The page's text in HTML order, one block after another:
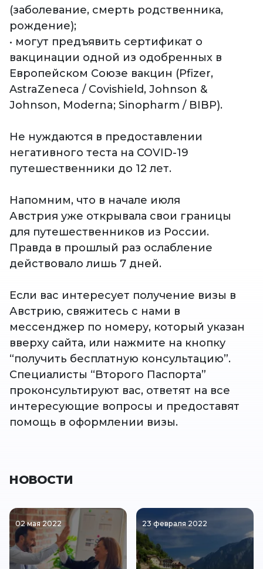
(заболевание, смерть родственника,
рождение);
• могут предъявить сертификат о
вакцинации одной из одобренных в
Европейском Союзе вакцин (Pfizer,
AstraZeneca / Covishield, Johnson &
Johnson, Moderna; Sinopharm / BIBP).
Не нуждаются в предоставлении
негативного теста на COVID-19
путешественники до 12 лет.
Напомним, что в начале июля
Австрия уже открывала свои границы
для путешественников из России.
Правда в прошлый раз ослабление
действовало лишь 7 дней.
Если вас интересует получение визы в
Австрию, свяжитесь с нами в
мессенджер по номеру, который указан
вверху сайта, или нажмите на кнопку
“получить бесплатную консультацию”.
Специалисты “Второго Паспорта”
проконсультируют вас, ответят на все
интересующие вопросы и предоставят
помощь в оформлении визы.
НОВОСТИ
02 мая 2022 23 февраля 2022